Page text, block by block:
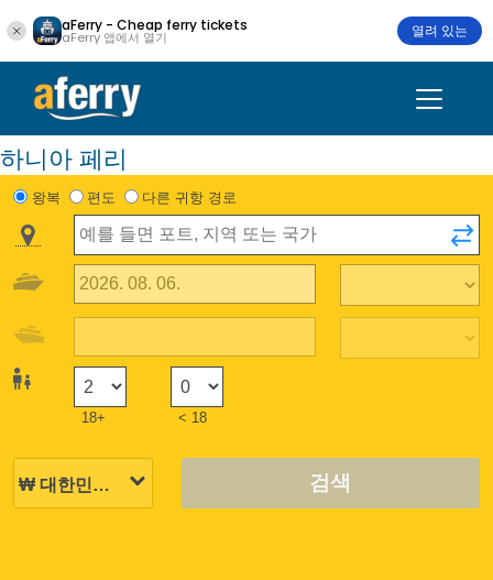
aFerry - Cheap ferry tickets
aFerry 앱에서 열기 열려 있는
하니아 페리
왕복 편도 다른 귀항 경로
18+ < 18
검색